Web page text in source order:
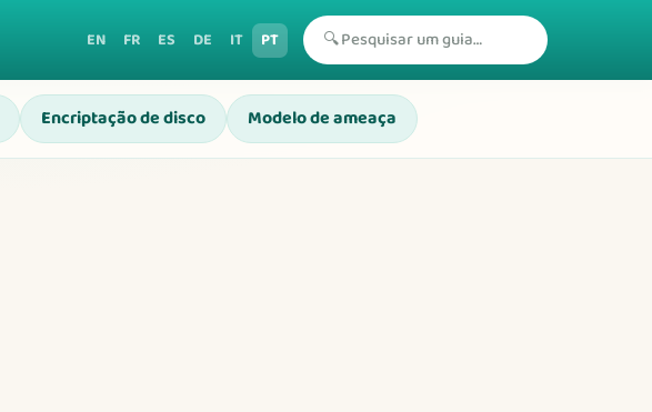
EN FR ES DE IT PT 🔍
Encriptação de disco Modelo de ameaça